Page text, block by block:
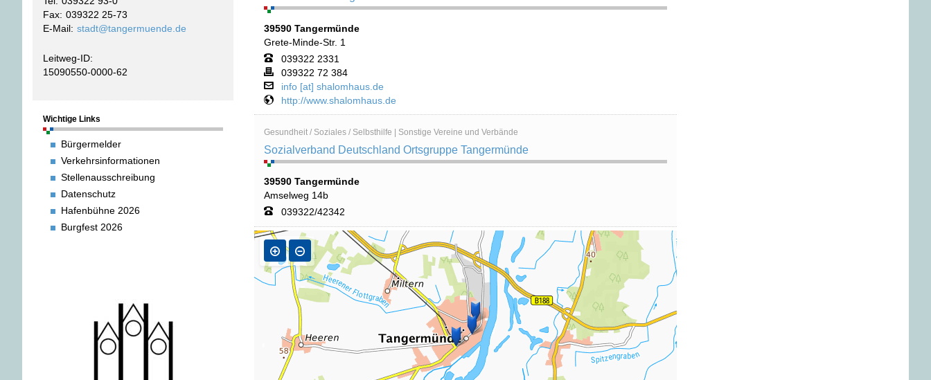
39590 Tangermünde
Grete-Minde-Str. 1
039322 2331
039322 72 384
info [at] shalomhaus.de
http://www.shalomhaus.de
Gesundheit / Soziales / Selbsthilfe | Sonstige Vereine und Verbände
Sozialverband Deutschland Ortsgruppe Tangermünde
39590 Tangermünde
Amselweg 14b
039322/42342
Fax 039322 25-73
E-Mail stadt@tangermuende.de
Leitweg-ID:
15090550-0000-62
Wichtige Links
Bürgermelder
Verkehrsinformationen
Stellenausschreibung
Datenschutz
Hafenbühne 2026
Burgfest 2026